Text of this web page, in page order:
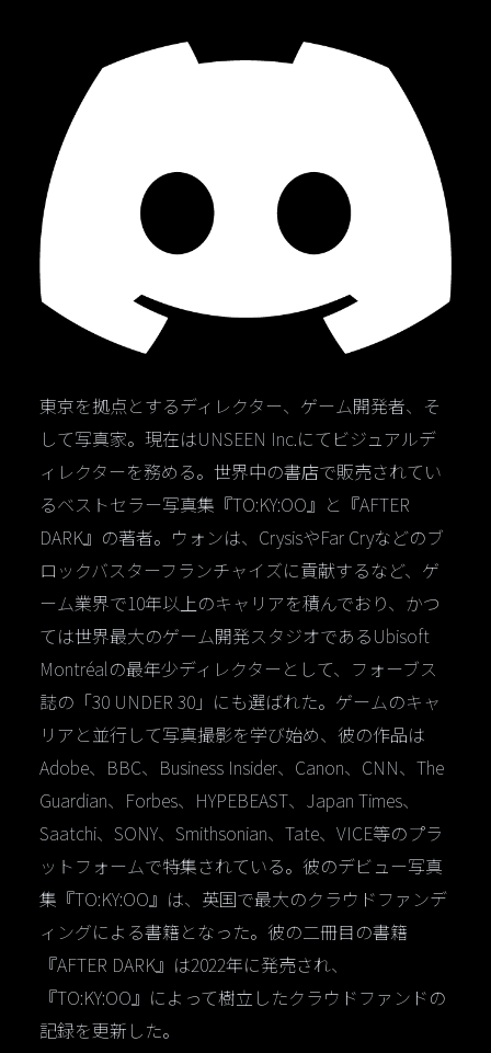
東京を拠点とするディレクター、ゲーム開発者、そ
して写真家。現在はUNSEEN Inc.にてビジュアルデ
ィレクターを務める。世界中の書店で販売されてい
るベストセラー写真集『TO:KY:OO』と『AFTER
DARK』の著者。ウォンは、CrysisやFar Cryなどのブ
ロックバスターフランチャイズに貢献するなど、ゲ
ーム業界で10年以上のキャリアを積んでおり、かつ
ては世界最大のゲーム開発スタジオであるUbisoft
Montréalの最年少ディレクターとして、フォーブス
誌の「30 UNDER 30」にも選ばれた。ゲームのキャ
リアと並行して写真撮影を学び始め、彼の作品は
Adobe、BBC、Business Insider、Canon、CNN、The
Guardian、Forbes、HYPEBEAST、Japan Times、
Saatchi、SONY、Smithsonian、Tate、VICE等のプラ
ットフォームで特集されている。彼のデビュー写真
集『TO:KY:OO』は、英国で最大のクラウドファンデ
ィングによる書籍となった。彼の二冊目の書籍
『AFTER DARK』は2022年に発売され、
『TO:KY:OO』によって樹立したクラウドファンドの
記録を更新した。